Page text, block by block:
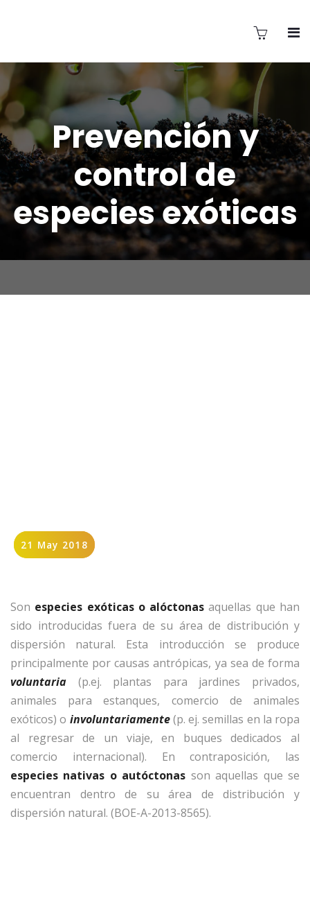
Prevención y
control de
especies exóticas
21 May 2018
21 May 2018
Son especies exóticas o alóctonas aquellas que han
sido introducidas fuera de su área de distribución y
dispersión natural. Esta introducción se produce
principalmente por causas antrópicas, ya sea de forma
voluntaria (p.ej. plantas para jardines privados,
animales para estanques, comercio de animales
exóticos) o involuntariamente(p. ej. semillas en la ropa
al regresar de un viaje, en buques dedicados al
comercio internacional). En contraposición, las
especies nativas o autóctonas son aquellas que se
encuentran dentro de su área de distribución y
dispersión natural. (BOE-A-2013-8565).